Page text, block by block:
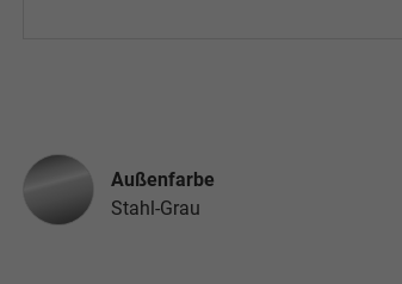
Außenfarbe
Stahl-Grau